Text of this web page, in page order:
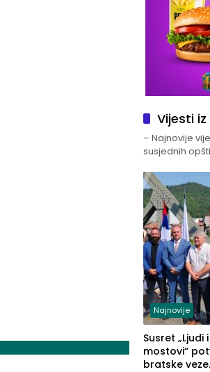
Vijesti iz
– Najnovije
susjednih
Najnovije
Susret „Ljudi i
mostovi“
bratske veze